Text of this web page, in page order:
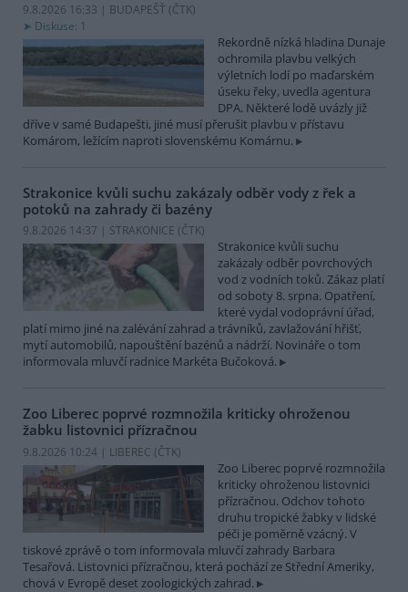
9.8.2026 16:33 | BUDAPEŠŤ (ČTK)
Diskuse: 1
Rekordně nízká hladina Dunaje
ochromila plavbu velkých
výletních lodí po maďarském
úseku řeky, uvedla agentura
DPA. Některé lodě uvázly již
dříve v samé Budapešti, jiné musí přerušit plavbu v přístavu
Komárom, ležícím naproti slovenskému Komárnu.
Strakonice kvůli suchu zakázaly odběr vody z řek a
potoků na zahrady či bazény
9.8.2026 14:37 | STRAKONICE (ČTK)
Strakonice kvůli suchu
zakázaly odběr povrchových
vod z vodních toků. Zákaz platí
od soboty 8. srpna. Opatření,
které vydal vodoprávní úřad,
platí mimo jiné na zalévání zahrad a trávníků, zavlažování hřišť,
mytí automobilů, napouštění bazénů a nádrží. Novináře o tom
informovala mluvčí radnice Markéta Bučoková.
Zoo Liberec poprvé rozmnožila kriticky ohroženou
žabku listovnici přízračnou
9.8.2026 10:24 | LIBEREC (ČTK)
Zoo Liberec poprvé rozmnožila
kriticky ohroženou listovnici
přízračnou. Odchov tohoto
druhu tropické žabky v lidské
péči je poměrně vzácný. V
tiskové zprávě o tom informovala mluvčí zahrady Barbara
Tesařová. Listovnici přízračnou, která pochází ze Střední Ameriky,
chová v Evropě deset zoologických zahrad.